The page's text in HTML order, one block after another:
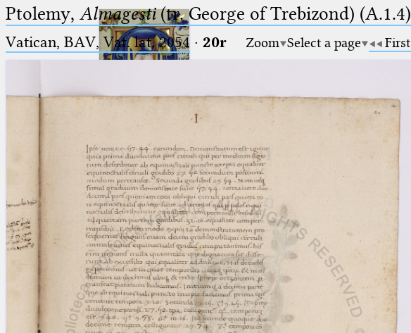
Ptolemaeus
Arabus et Latinus
_
(the underscore) is the placeholder
for exactly one character.
%
(the percent sign) is the
placeholder for no, one or more
than one character.
(two percent signs) is the
placeholder for no, one or more
than one character, but not for
blank space (so that a search ends
🔎︎
Start
Project
Team
News
Jobs
Ptolemy, Almagesti(tr. George of Trebizond) (A.1.4)
Vatican, BAV, Vat. lat. 2054 · 20r Zoom Select a page First